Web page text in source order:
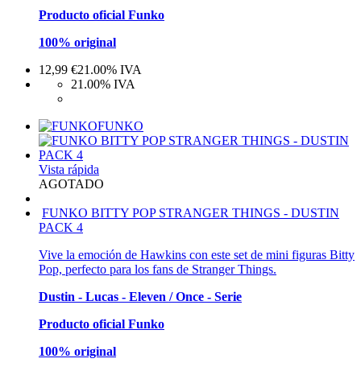
Producto oficial Funko
100% original
12,99 €21.00% IVA
21.00% IVA
FUNKO
Vista rápida
AGOTADO
FUNKO BITTY POP STRANGER THINGS - DUSTIN
PACK 4
Vive la emoción de Hawkins con este set de mini figuras Bitty
Pop, perfecto para los fans de Stranger Things.
Dustin - Lucas - Eleven / Once - Serie
Producto oficial Funko
100% original